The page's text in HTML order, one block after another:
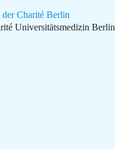
Charité Berlin
Universitätsmedizin Berlin